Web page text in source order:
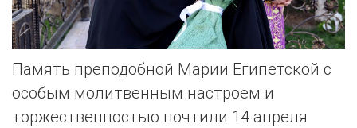
Память преподобной Марии Египетской с
особым молитвенным настроем и
торжественностью почтили 14 апреля